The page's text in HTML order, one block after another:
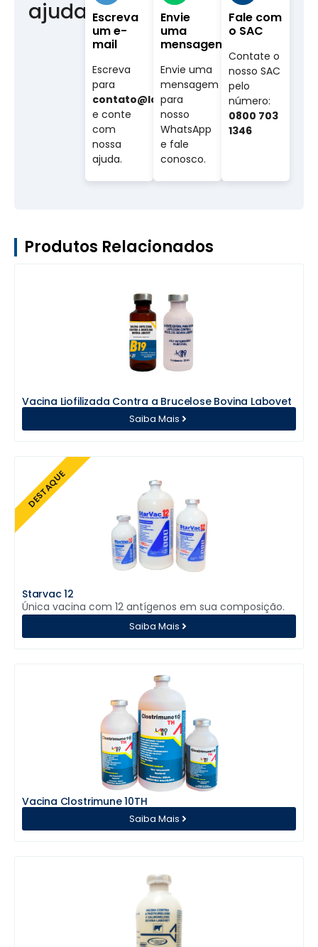
ajuda?Escreva
um e-
mail
Escreva
para
contato@labovet.com.br
e conte
com
nossa
ajuda.
Envie
uma
mensagem
Envie uma
mensagem
para
nosso
WhatsApp
e fale
conosco.
Fale com
o SAC
Contate o
nosso SAC
pelo
número:
0800 703
1346
Produtos Relacionados
Saiba Mais
Vacina Liofilizada Contra a Brucelose Bovina Labovet
DESTAQUE
Saiba Mais
Starvac 12
Única vacina com 12 antígenos em sua composição.
Saiba Mais
Vacina Clostrimune 10TH